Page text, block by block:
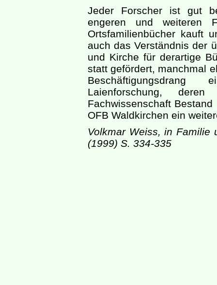
Jeder Forscher ist gut
engeren und weiteren
Ortsfamilienbücher kauft
auch das Verständnis der
und Kirche für derartige
statt gefördert, manchmal
Beschäftigungsdrang
Laienforschung,
Fachwissenschaft
OFB Waldkirchen ein
Volkmar Weiss, in Familie
(1999) S. 334-335